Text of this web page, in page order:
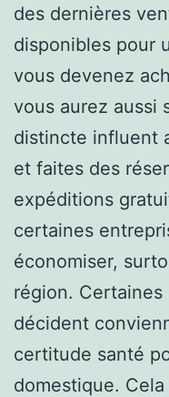
des dernières
disponibles pour
vous devenez
vous aurez aussi
distincte influent
et faites des
expéditions
certaines
économiser,
région.
décident
certitude santé
domestique.